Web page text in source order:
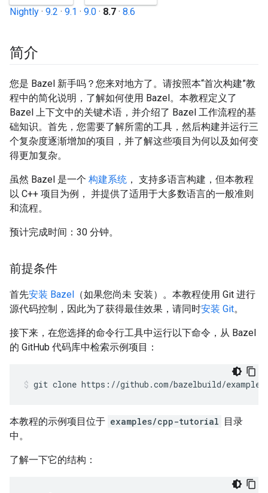
Nightly · 9.2 · 9.1 · 9.0 · 8.7 · 8.6
简介
您是 Bazel 新手吗？您来对地方了。请按照本“首次构建”教
程中的简化说明，了解如何使用 Bazel。本教程定义了
Bazel 上下文中的关键术语，并介绍了 Bazel 工作流程的基
础知识。首先，您需要了解所需的工具，然后构建并运行三
个复杂度逐渐增加的项目，并了解这些项目为何以及如何变
得更加复杂。
虽然 Bazel 是一个 构建系统 ， 支持多语言构建，但本教程
以 C++ 项目为例， 并提供了适用于大多数语言的一般准则
和流程。
预计完成时间：30 分钟。
前提条件
首先安装 Bazel （如果您尚未 安装）。本教程使用 Git 进行
源代码控制，因此为了获得最佳效果，请同时安装 Git。
接下来，在您选择的命令行工具中运行以下命令，从 Bazel
的 GitHub 代码库中检索示例项目：
git clone https://github.com/bazelbuild/examples
本教程的示例项目位于 examples/cpp-tutorial 目录
中。
了解一下它的结构：